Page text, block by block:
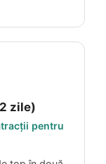
zile)
pentru